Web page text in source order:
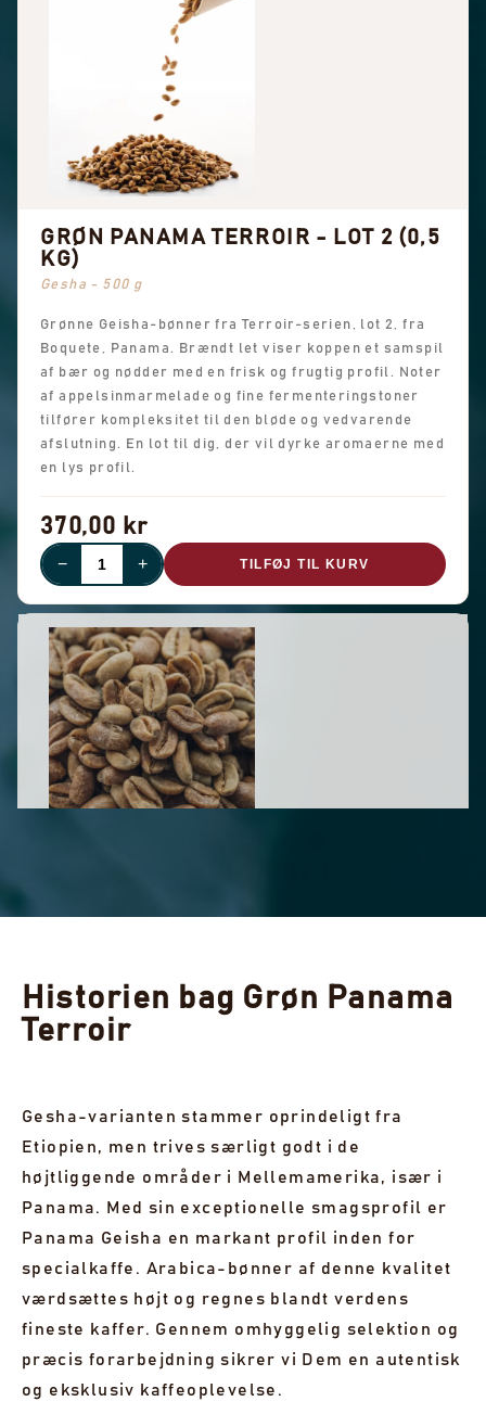
GRØN PANAMA TERROIR - LOT 2 (0,5
KG)
Gesha - 500 g
Grønne Geisha-bønner fra Terroir-serien, lot 2, fra
Boquete, Panama. Brændt let viser koppen et samspil
af bær og nødder med en frisk og frugtig profil. Noter
af appelsinmarmelade og fine fermenteringstoner
tilfører kompleksitet til den bløde og vedvarende
afslutning. En lot til dig, der vil dyrke aromaerne med
en lys profil.
370,00 kr
− + TILFØJ TIL KURV
UDSOLGT
Panama. Forventet kopprofil efter en let brænding:
bløde, te-lignende florale noter, der elegant glider
over ganen, balanceret af en fyldig, underliggende
370,00 kr
VIS 1 UDSOLGT PARTI
Historien bag Grøn Panama
Terroir
Gesha-varianten stammer oprindeligt fra
Etiopien, men trives særligt godt i de
højtliggende områder i Mellemamerika, især i
Panama. Med sin exceptionelle smagsprofil er
Panama Geisha en markant profil inden for
specialkaffe. Arabica-bønner af denne kvalitet
værdsættes højt og regnes blandt verdens
fineste kaffer. Gennem omhyggelig selektion og
præcis forarbejdning sikrer vi Dem en autentisk
og eksklusiv kaffeoplevelse.